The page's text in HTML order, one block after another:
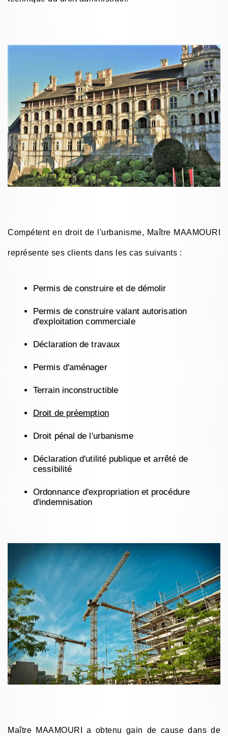
Compétent en droit de l'urbanisme, Maître MAAMOURI
représente ses clients dans les cas suivants :
Permis de construire et de démolir
Permis de construire valant autorisation
d'exploitation commerciale
Déclaration de travaux
Permis d'aménager
Terrain inconstructible
Droit de préemption
Droit pénal de l'urbanisme
Déclaration d'utilité publique et arrêté de
cessibilité
Ordonnance d'expropriation et procédure
d'indemnisation
Maître MAAMOURI a obtenu gain de cause dans de